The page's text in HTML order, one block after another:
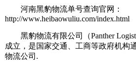
河南黑豹物流单号查询官网：
http://www.heibaowuliu.com/index.html
黑豹物流有限公司（Panther
成立，是国家交通、工商等政府机构
物流公司.